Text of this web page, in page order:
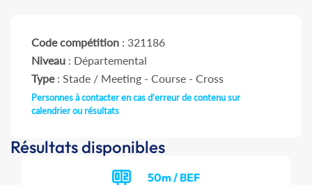
Code compétition : 321186
Niveau : Départemental
Type: Stade / Meeting - Course - Cross
Personnes à contacter en cas d'erreur de contenu sur
calendrier ou résultats
Résultats disponibles
50m / BEF